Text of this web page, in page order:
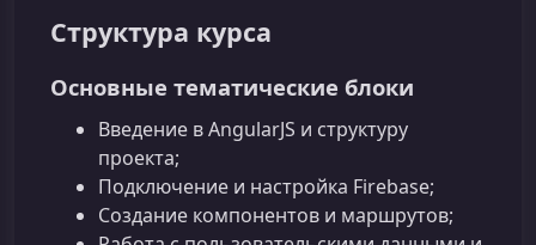
Структура курса
Основные тематические блоки
Введение в AngularJS и структуру
проекта;
Подключение и настройка Firebase;
Создание компонентов и маршрутов;